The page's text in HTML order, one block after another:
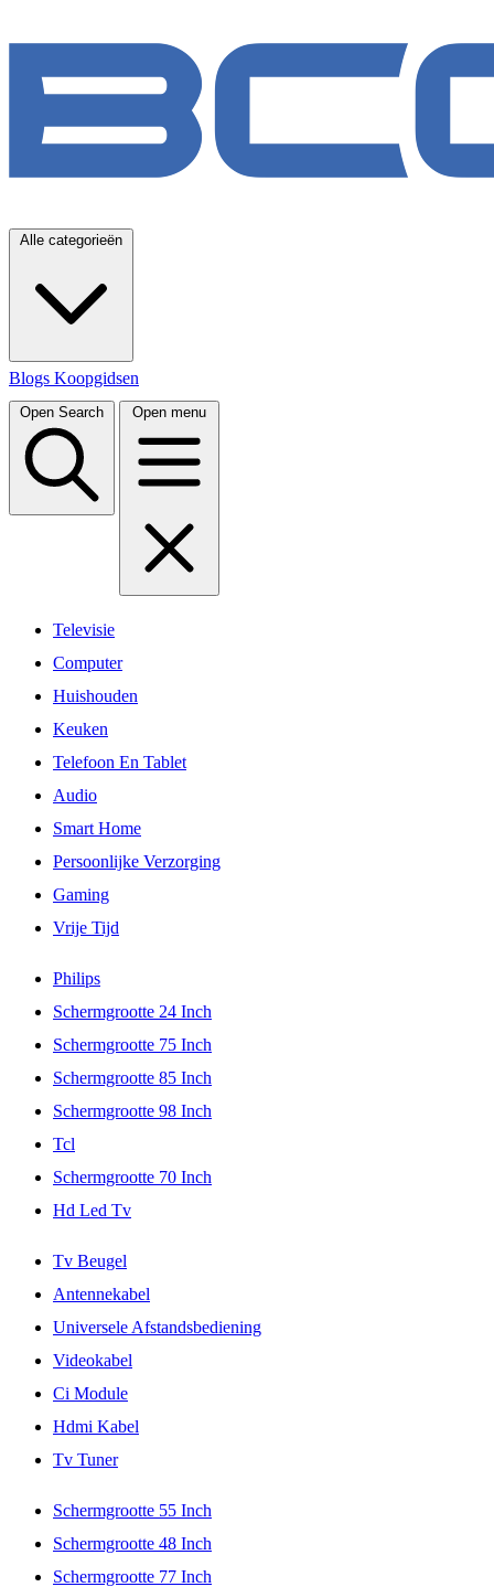
Alle categorieën
Blogs Koopgidsen
Open Search Open menu
Televisie
Computer
Huishouden
Keuken
Telefoon En Tablet
Audio
Smart Home
Persoonlijke Verzorging
Gaming
Vrije Tijd
Philips
Schermgrootte 24 Inch
Schermgrootte 75 Inch
Schermgrootte 85 Inch
Schermgrootte 98 Inch
Tcl
Schermgrootte 70 Inch
Hd Led Tv
Tv Beugel
Antennekabel
Universele Afstandsbediening
Videokabel
Ci Module
Hdmi Kabel
Tv Tuner
Schermgrootte 55 Inch
Schermgrootte 48 Inch
Schermgrootte 77 Inch